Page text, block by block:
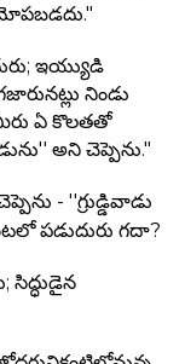
ఇయ్యుడి
నిండు
ఏ కొలతతో
అని చెప్పెను."
- ''గ్రుడ్డివాడు
పడుదురు గదా?
సిద్ధుడైన